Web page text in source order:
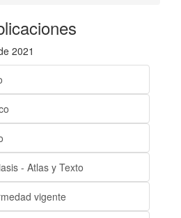
2021
- Atlas y Texto
vigente